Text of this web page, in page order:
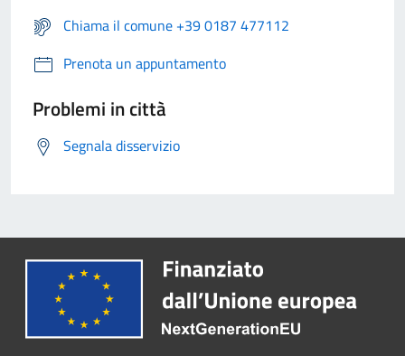
Chiama il comune +39 0187 477112
Prenota un appuntamento
Problemi in città
Segnala disservizio